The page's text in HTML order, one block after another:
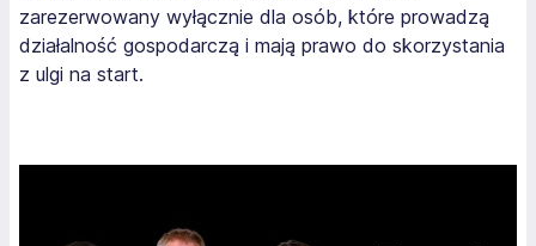
zarezerwowany wyłącznie dla osób, które prowadzą
działalność gospodarczą i mają prawo do skorzystania
z ulgi na start.